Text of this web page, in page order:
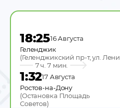
18:2516 Августа
Геленджик
(Геленджикский пр-т, ул.
7 ч. 7 мин.
1:3217 Августа
Ростов-на-Дону
(Остановка Площадь
Советов)